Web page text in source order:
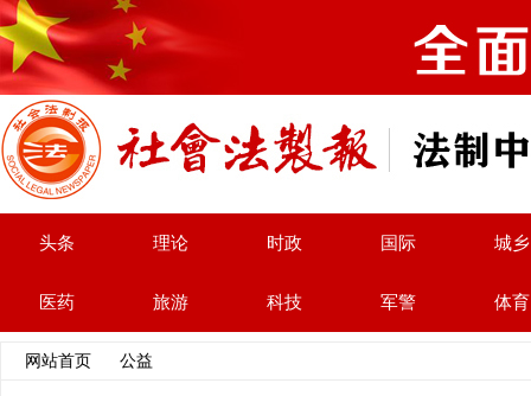
头条 理论 时政 国际 城乡
医药 旅游 科技 军警 体育
网站首页 公益